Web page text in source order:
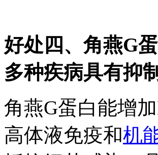
好处四、角燕G
多种疾病具有抑
角燕G蛋白能增
高体液免疫和机